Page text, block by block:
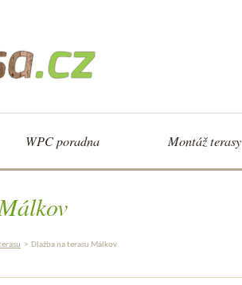
WPC poradna Montáž terasy
> Dlažba na terasu Málkov